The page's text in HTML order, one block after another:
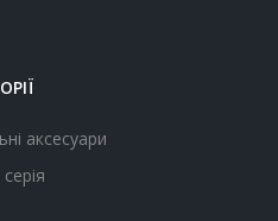
аксесуари